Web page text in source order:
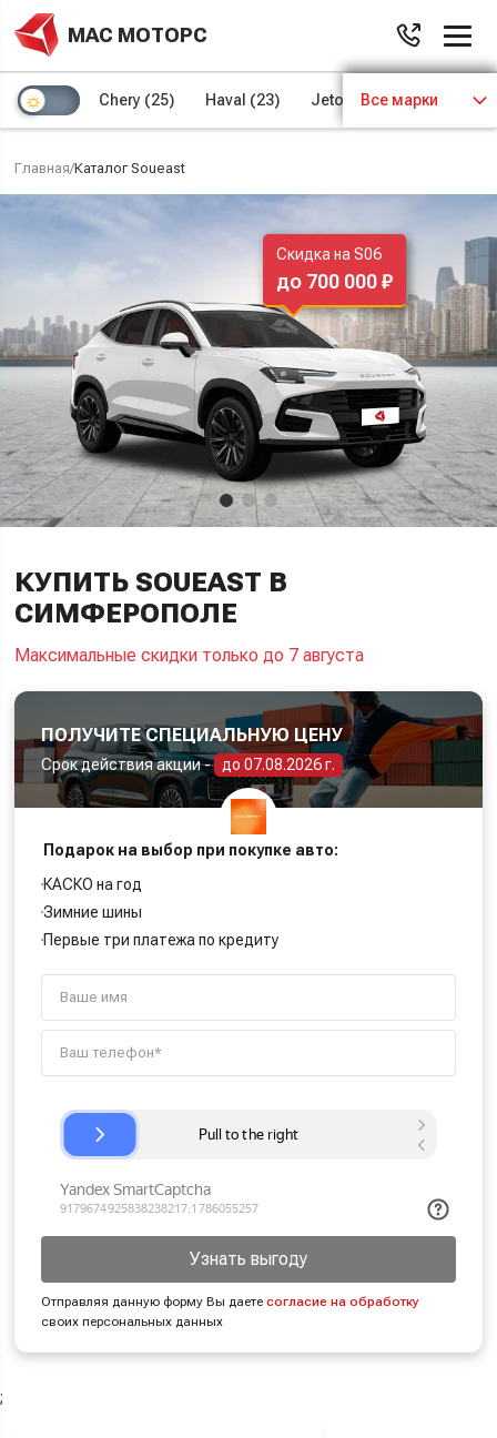
МАС МОТОРС
Chery (25) Haval (23) Jetour (8) Kaiyi (4)
Все марки
Главная/Каталог Soueast
КУПИТЬ SOUEAST В
СИМФЕРОПОЛЕ
Максимальные скидки только до 7 августа
ПОЛУЧИТЕ СПЕЦИАЛЬНУЮ ЦЕНУ
Срок действия акции - до 07.08.2026 г.
Подарок на выбор при покупке авто:
КАСКО на год
Зимние шины
Первые три платежа по кредиту
Узнать выгоду
Отправляя данную форму Вы даетесогласие на обработку
своих персональных данных
Скидка на S06
до 700 000 ₽
;